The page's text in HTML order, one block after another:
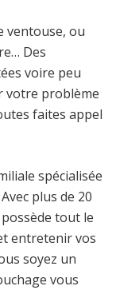
ventouse, ou
Des
voire peu
votre problème
faites appel
spécialisée
plus de 20
tout le
entretenir vos
soyez un
vous